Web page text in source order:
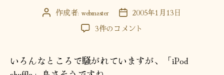
投 作成者: webmaster
投
稿
日
2005年1月13日
iPod
の
3件のコメント
いろんなところで騒がれていますが、「iPod